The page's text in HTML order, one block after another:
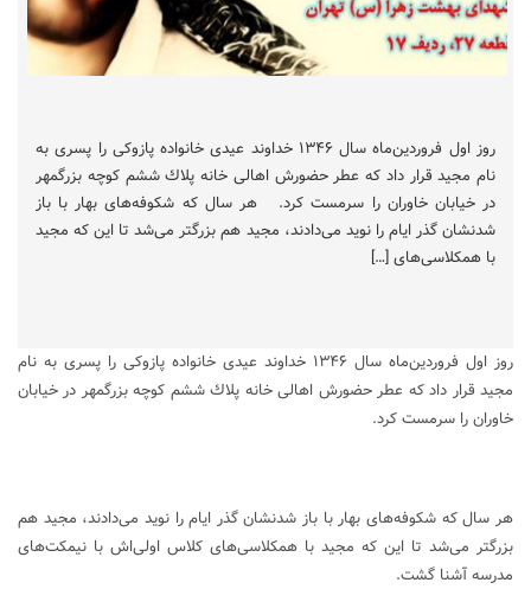
روز اول فروردين‌ماه سال ۱۳۴۶ خداوند عيدی خانواده پازوكی را پسری به
نام مجيد قرار داد كه عطر حضورش اهالی خانه پلاك ششم كوچه بزرگمهر
در خيابان خاوران را سرمست كرد. هر سال كه شكوفه‌های بهار با باز
شدنشان گذر ايام را نويد می‌دادند، مجيد هم بزرگتر می‌شد تا اين كه مجيد
با همكلاسی‌های […]
روز اول فروردين‌ماه سال ۱۳۴۶ خداوند عيدی خانواده پازوكی را پسری به نام
مجيد قرار داد كه عطر حضورش اهالی خانه پلاك ششم كوچه بزرگمهر در خيابان
خاوران را سرمست كرد.
هر سال كه شكوفه‌های بهار با باز شدنشان گذر ايام را نويد می‌دادند، مجيد هم
بزرگتر می‌شد تا اين كه مجيد با همكلاسی‌های كلاس اولی‌اش با نيمكت‌های
مدرسه آشنا گشت.